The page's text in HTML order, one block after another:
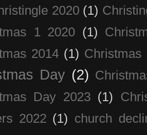
2020 (1)
1 2020 (1)
2014 (1) Christmas
Day (2)
Day 2023 (1)
2022 (1) church